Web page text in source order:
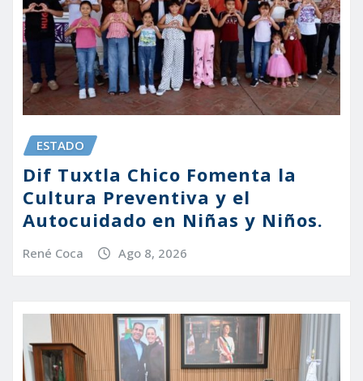
ESTADO
Dif Tuxtla Chico Fomenta la
Cultura Preventiva y el
Autocuidado en Niñas y Niños.
René Coca Ago 8, 2026